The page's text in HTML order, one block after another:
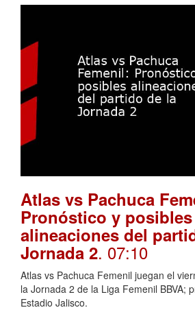
Atlas vs Pachuca
Pronóstico y posibles
alineaciones del
Jornada 2. 07:10
Atlas vs Pachuca Femenil juegan el
la Jornada 2 de la Liga Femenil BBVA;
Estadio Jalisco.